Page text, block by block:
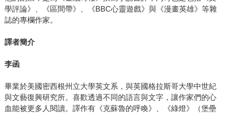
學評論》、《區間帶》、《BBC心靈遊戲》與《漫畫英雄》等雜
誌的專欄作家。
譯者簡介
李函
畢業於美國密西根州立大學英文系，與英國格拉斯哥大學中世紀
與文藝復興研究所。喜歡透過不同的語言與文字，讓作家們的心
血能被更多人閱讀。譯作有《克蘇魯的呼喚》、《綠燈》（堡壘